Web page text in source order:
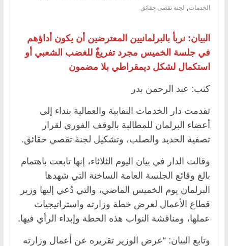
الخدمات, لجنة تقصي حقائق
البيان: نربأ بالبرلمانيين المعترضين أن يكون أداؤهم
في جلسة الخميس مجرد تفريغٌ للغضب الشعبي أو
استكمال لشكل ديمقراطي بلا مضمون
كتب: عبد الرحمن بدر
تقدمت دار الخدمات النقابية والعمالية بنداء إلى
أعضاء البرلمان للمطالبة بالوقف الفوري لقرار
تصفية الحديد والصلب، وتشكيل لجنة تقصي حقائق.
وقالت الدار في بيان اليوم الثلاثاء، إنها تابعت باهتمام
بالغ وقائع الجلسة العامة الساخنة التي شهدها
البرلمان يوم الخميس الماضي، والتي دُعي إليها وزير
قطاع الأعمال لعرض خطة وزارته واستراتيجيات
عملها، ومناقشة النواب هذه الخطة وإبداء الرأي فيها.
وتابع البيان: “عرض الوزير تقريره عن أعمال وزارته